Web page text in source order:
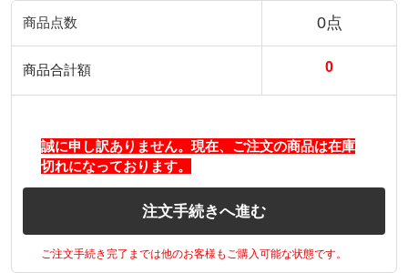
商品点数 0点
商品合計額 0
誠に申し訳ありません。現在、ご注文の商品は在庫
切れになっております。
注文手続きへ進む
ご注文手続き完了までは他のお客様もご購入可能な状態です。